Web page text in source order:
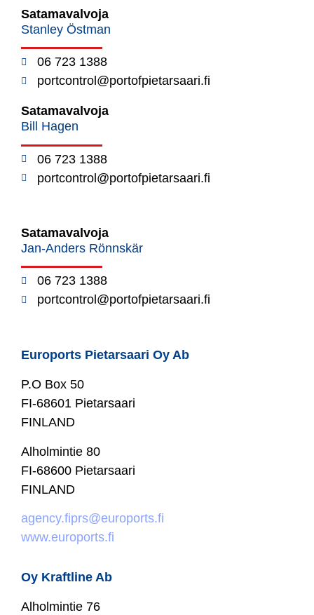
Satamavalvoja
Stanley Östman
06 723 1388
portcontrol@portofpietarsaari.fi
Satamavalvoja
Bill Hagen
06 723 1388
portcontrol@portofpietarsaari.fi
Satamavalvoja
Jan-Anders Rönnskär
06 723 1388
portcontrol@portofpietarsaari.fi
Euroports Pietarsaari Oy Ab
P.O Box 50
FI-68601 Pietarsaari
FINLAND
Alholmintie 80
FI-68600 Pietarsaari
FINLAND
agency.fiprs@euroports.fi
www.euroports.fi
Oy Kraftline Ab
Alholmintie 76